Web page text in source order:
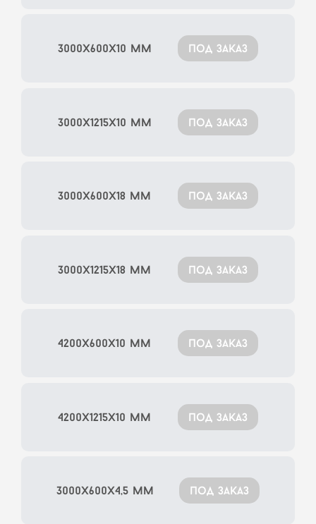
3000x600x10 мм под заказ
3000x1215x10 мм под заказ
3000x600x18 мм под заказ
3000x1215x18 мм под заказ
4200x600x10 мм под заказ
4200x1215x10 мм под заказ
3000x600x4,5 мм под заказ